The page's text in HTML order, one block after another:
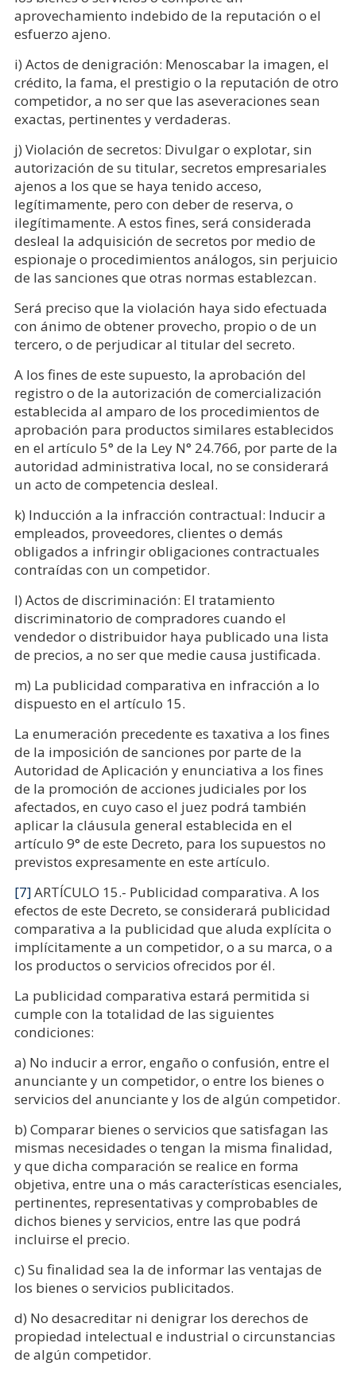
aprovechamiento indebido de la reputación o el
esfuerzo ajeno.
i) Actos de denigración: Menoscabar la imagen, el
crédito, la fama, el prestigio o la reputación de otro
competidor, a no ser que las aseveraciones sean
exactas, pertinentes y verdaderas.
j) Violación de secretos: Divulgar o explotar, sin
autorización de su titular, secretos empresariales
ajenos a los que se haya tenido acceso,
legítimamente, pero con deber de reserva, o
ilegítimamente. A estos fines, será considerada
desleal la adquisición de secretos por medio de
espionaje o procedimientos análogos, sin perjuicio
de las sanciones que otras normas establezcan.
Será preciso que la violación haya sido efectuada
con ánimo de obtener provecho, propio o de un
tercero, o de perjudicar al titular del secreto.
A los fines de este supuesto, la aprobación del
registro o de la autorización de comercialización
establecida al amparo de los procedimientos de
aprobación para productos similares establecidos
en el artículo 5° de la Ley N° 24.766, por parte de la
autoridad administrativa local, no se considerará
un acto de competencia desleal.
k) Inducción a la infracción contractual: Inducir a
empleados, proveedores, clientes o demás
obligados a infringir obligaciones contractuales
contraídas con un competidor.
l) Actos de discriminación: El tratamiento
discriminatorio de compradores cuando el
vendedor o distribuidor haya publicado una lista
de precios, a no ser que medie causa justificada.
m) La publicidad comparativa en infracción a lo
dispuesto en el artículo 15.
La enumeración precedente es taxativa a los fines
de la imposición de sanciones por parte de la
Autoridad de Aplicación y enunciativa a los fines
de la promoción de acciones judiciales por los
afectados, en cuyo caso el juez podrá también
aplicar la cláusula general establecida en el
artículo 9° de este Decreto, para los supuestos no
previstos expresamente en este artículo.
[7]ARTÍCULO 15.- Publicidad comparativa. A los
efectos de este Decreto, se considerará publicidad
comparativa a la publicidad que aluda explícita o
implícitamente a un competidor, o a su marca, o a
los productos o servicios ofrecidos por él.
La publicidad comparativa estará permitida si
cumple con la totalidad de las siguientes
condiciones:
a) No inducir a error, engaño o confusión, entre el
anunciante y un competidor, o entre los bienes o
servicios del anunciante y los de algún competidor.
b) Comparar bienes o servicios que satisfagan las
mismas necesidades o tengan la misma finalidad,
y que dicha comparación se realice en forma
objetiva, entre una o más características esenciales,
pertinentes, representativas y comprobables de
dichos bienes y servicios, entre las que podrá
incluirse el precio.
c) Su finalidad sea la de informar las ventajas de
los bienes o servicios publicitados.
d) No desacreditar ni denigrar los derechos de
propiedad intelectual e industrial o circunstancias
de algún competidor.